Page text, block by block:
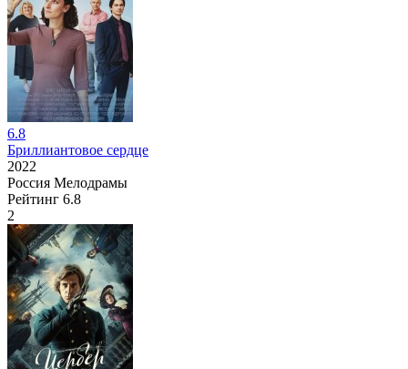
6.8
Бриллиантовое сердце
2022
Россия Мелодрамы
Рейтинг 6.8
2